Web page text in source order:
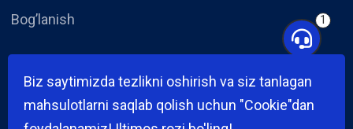
Biz saytimizda tezlikni oshirish va siz tanlagan
mahsulotlarni saqlab qolish uchun "Cookie"dan
Bog’lanish
Yangiliklar
1